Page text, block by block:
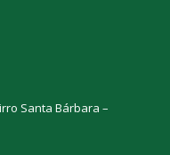
Santa Bárbara –